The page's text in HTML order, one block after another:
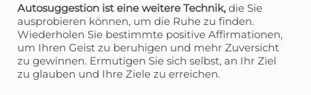
Autosuggestion ist eine weitere Technik, die Sie
ausprobieren können, um die Ruhe zu finden.
Wiederholen Sie bestimmte positive Affirmationen,
um Ihren Geist zu beruhigen und mehr Zuversicht
zu gewinnen. Ermutigen Sie sich selbst, an Ihr Ziel
zu glauben und Ihre Ziele zu erreichen.